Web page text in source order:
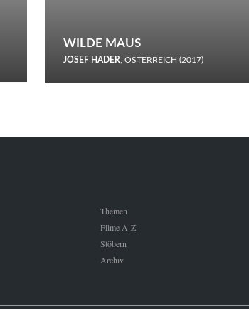
WILDE MAUS
JOSEF HADER , ÖSTERREICH (2017)
Schnee.
Themen
Filme A-Z
Stöbern
Archiv